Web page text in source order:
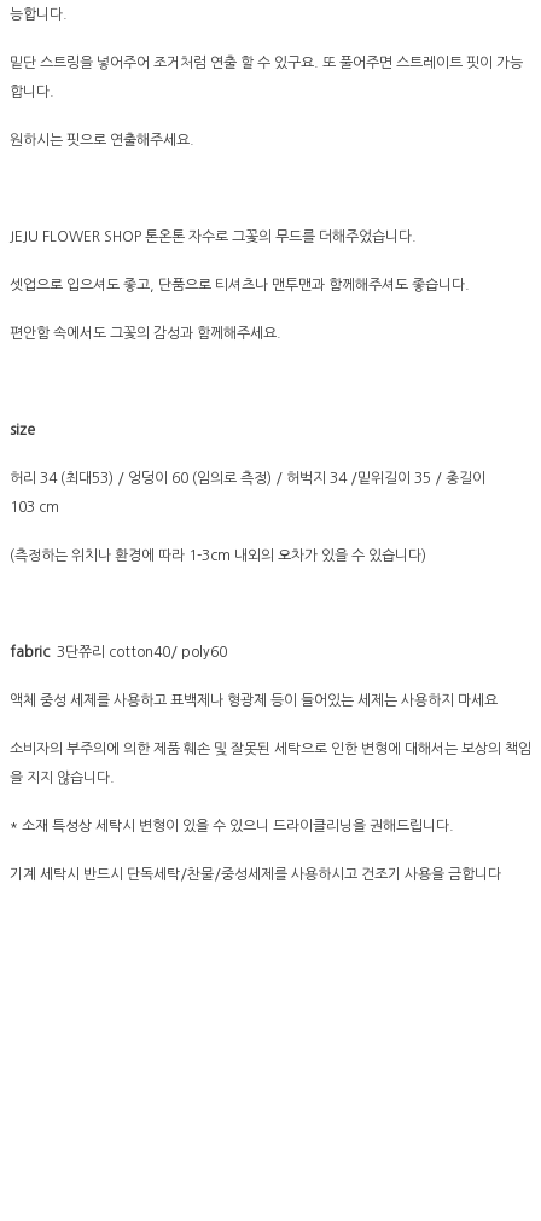
능합니다.
밑단 스트링을 넣어주어 조거처럼 연출 할 수 있구요. 또 풀어주면 스트레이트 핏이 가능
합니다.
원하시는 핏으로 연출해주세요.
JEJU FLOWER SHOP 톤온톤 자수로 그꽃의 무드를 더해주었습니다.
셋업으로 입으셔도 좋고, 단품으로 티셔츠나 맨투맨과 함께해주셔도 좋습니다.
편안함 속에서도 그꽃의 감성과 함께해주세요.
size
허리 34 (최대53) / 엉덩이 60 (임의로 측정) / 허벅지 34 /밑위길이 35 / 총길이
103 cm
(측정하는 위치나 환경에 따라 1-3cm 내외의 오차가 있을 수 있습니다)
fabric 3단쮸리 cotton40/ poly60
액체 중성 세제를 사용하고 표백제나 형광제 등이 들어있는 세제는 사용하지 마세요
소비자의 부주의에 의한 제품 훼손 및 잘못된 세탁으로 인한 변형에 대해서는 보상의 책임
을 지지 않습니다.
* 소재 특성상 세탁시 변형이 있을 수 있으니 드라이클리닝을 권해드립니다.
기계 세탁시 반드시 단독세탁/찬물/중성세제를 사용하시고 건조기 사용을 금합니다